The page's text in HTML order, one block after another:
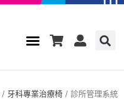
/ 牙科專業治療椅 / 診所管理系統